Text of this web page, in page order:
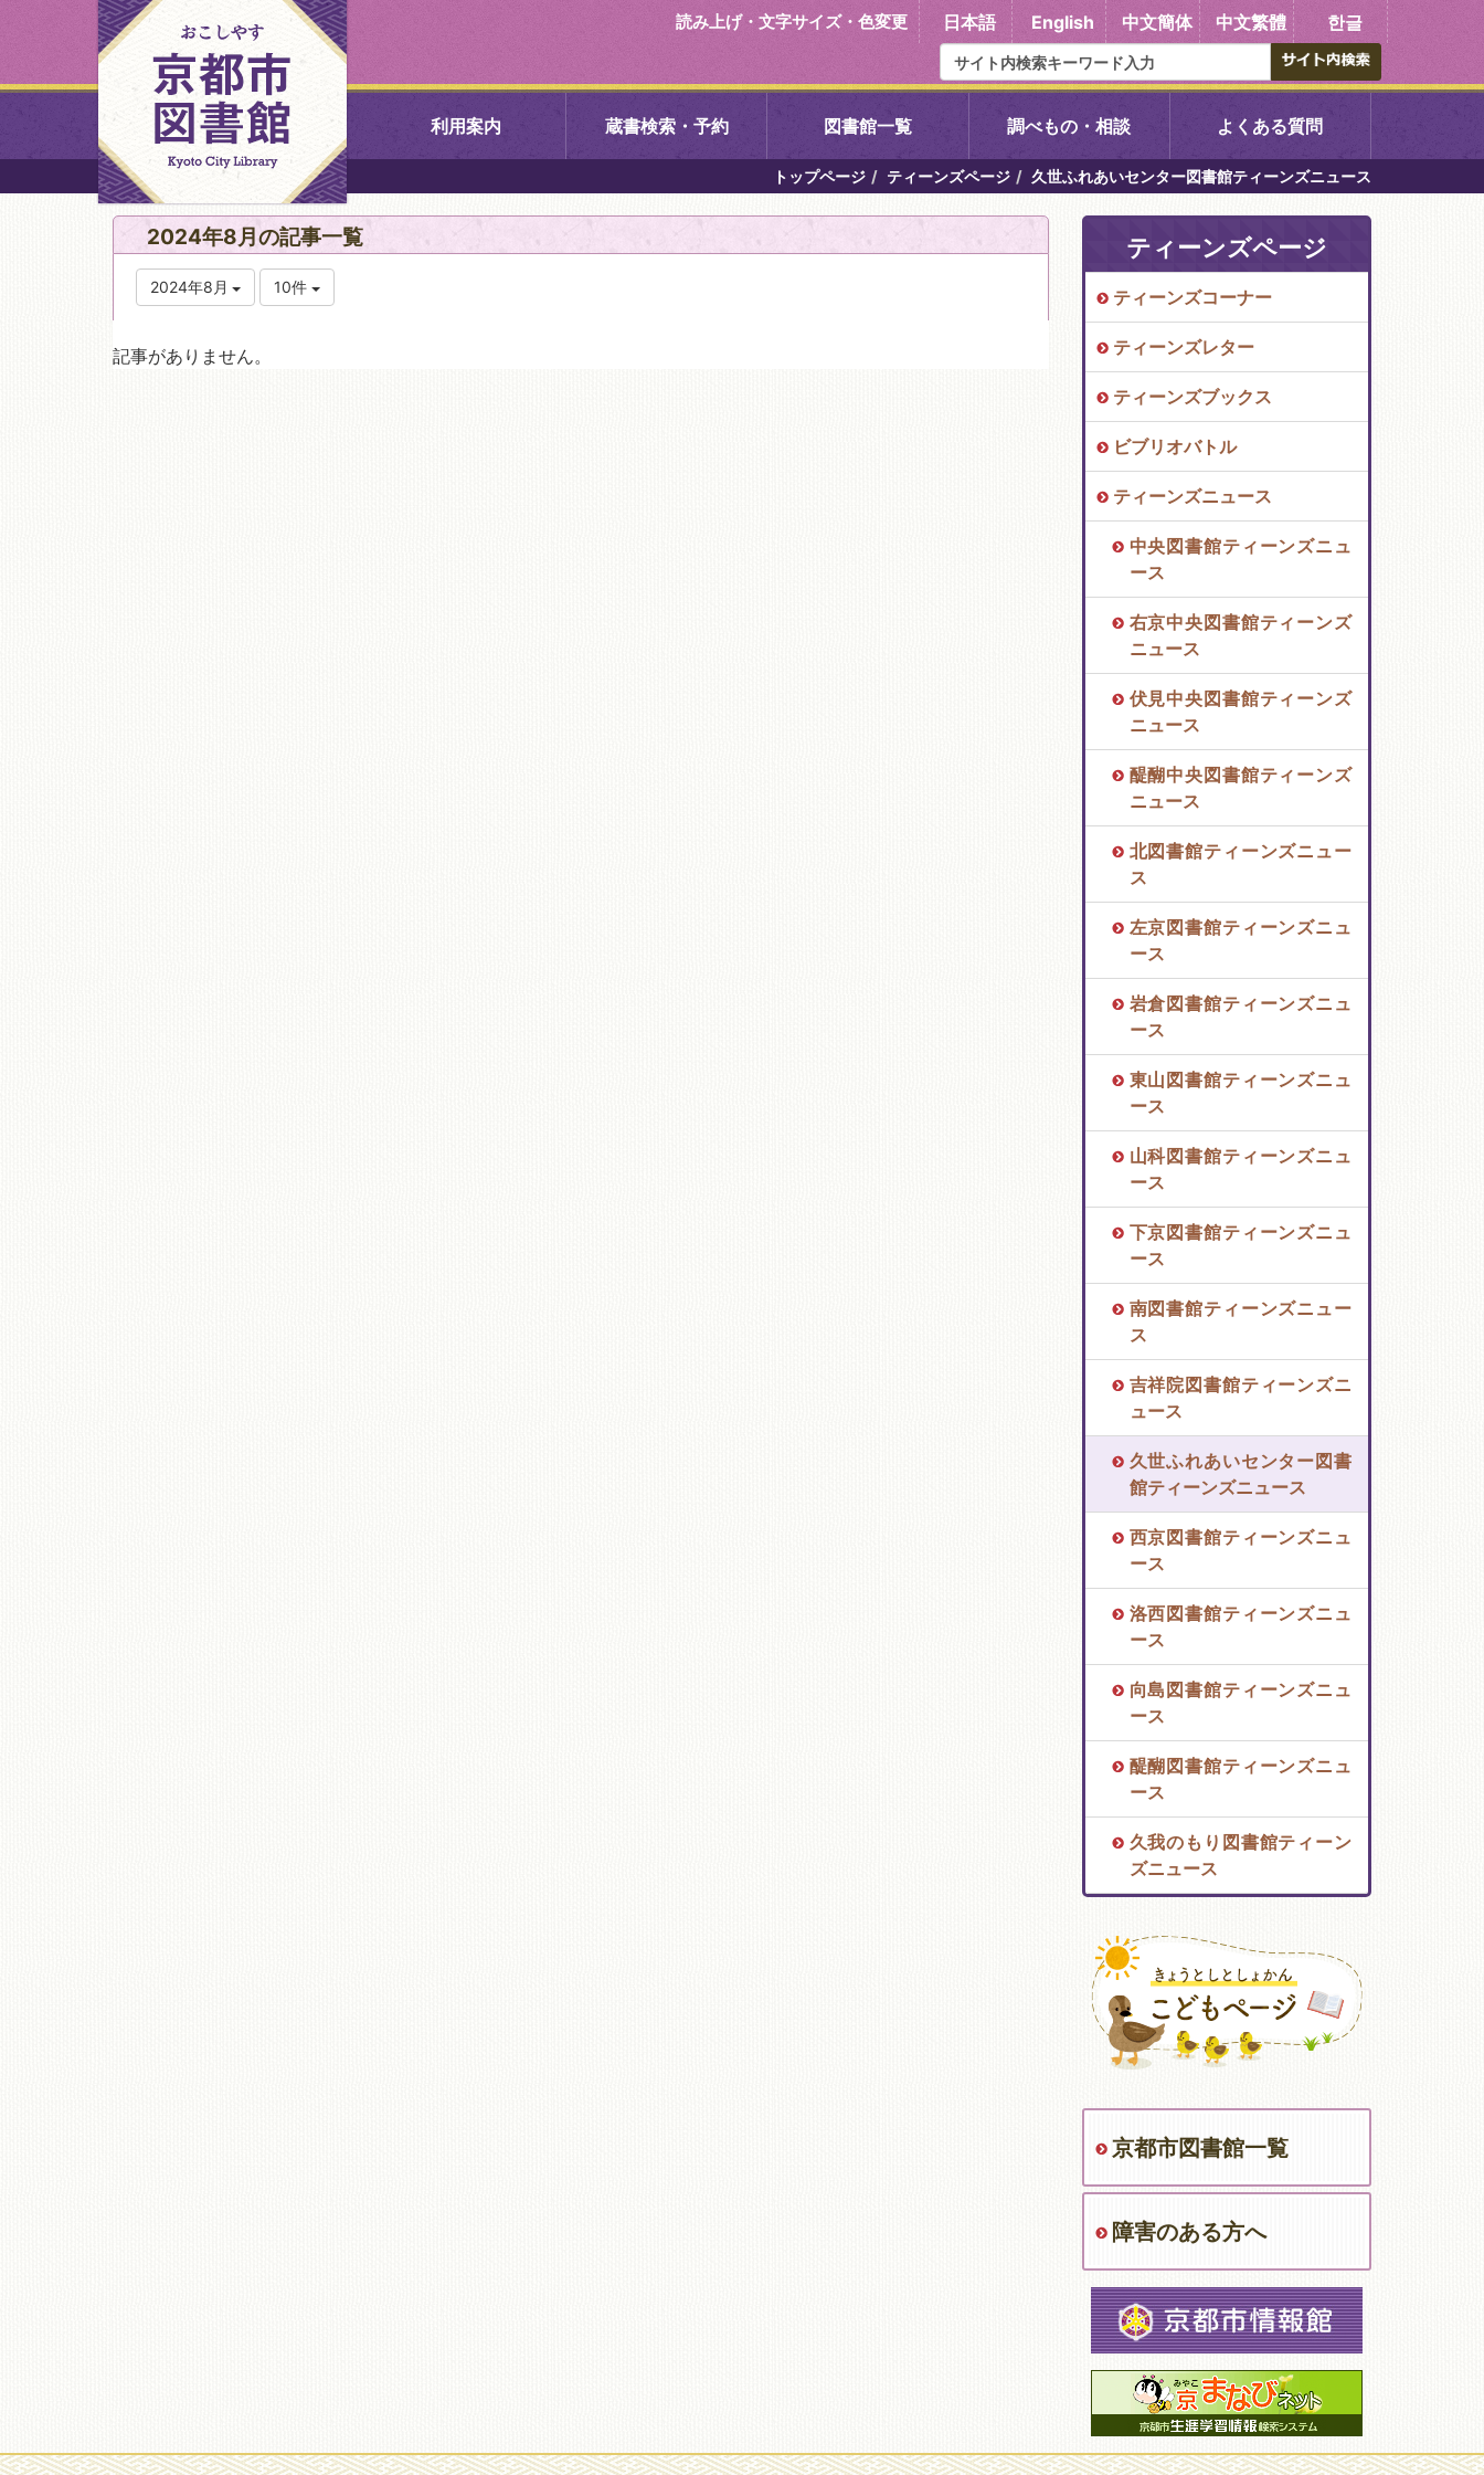
読み上げ・文字サイズ・色変更 日本語 English 中文簡体 中文繁體 한글
利用案内 蔵書検索・予約 図書館一覧
中央図書館 右京中央図書館 伏見中央図書館 醍醐中央図書館
北図書館 左京図書館 岩倉図書館 東山図書館
吉祥院図書館
向島図書館
こどもみらい館子育て図
コミュニティプラザ深草
図書館
調べもの・相談 よくある質問
トップページ ティーンズページ 久世ふれあいセンター図書館ティーンズニュース
2024年8月の記事一覧
2024年8月 10件
記事がありません。
ティーンズページ
ティーンズコーナー
ティーンズレター
ティーンズブックス
ビブリオバトル
ティーンズニュース
中央図書館ティーンズニュ
ース
右京中央図書館ティーンズ
ニュース
伏見中央図書館ティーンズ
ニュース
醍醐中央図書館ティーンズ
ニュース
北図書館ティーンズニュー
ス
左京図書館ティーンズニュ
ース
岩倉図書館ティーンズニュ
ース
東山図書館ティーンズニュ
ース
山科図書館ティーンズニュ
ース
下京図書館ティーンズニュ
ース
南図書館ティーンズニュー
ス
吉祥院図書館ティーンズニ
ュース
久世ふれあいセンター図書
館ティーンズニュース
西京図書館ティーンズニュ
ース
洛西図書館ティーンズニュ
ース
向島図書館ティーンズニュ
ース
醍醐図書館ティーンズニュ
ース
久我のもり図書館ティーン
ズニュース
京都市図書館一覧
障害のある方へ